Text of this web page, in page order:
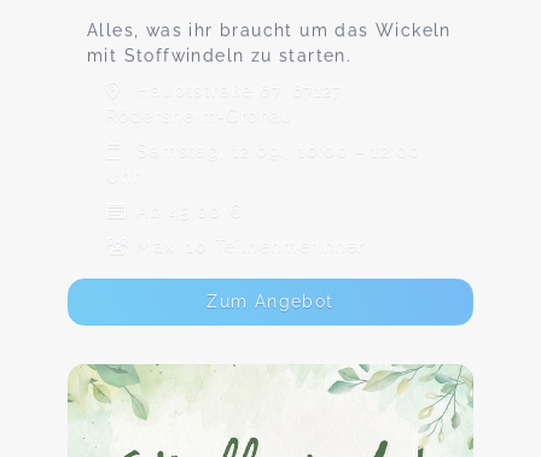
Alles, was ihr braucht um das Wickeln
mit Stoffwindeln zu starten.
Hauptstraße 67, 67127
Rödersheim-Gronau
Samstag, 12.09., 10:00 - 12:00
Ab 45,00 €
Max. 10 TeilnehmerInnen
Zum Angebot